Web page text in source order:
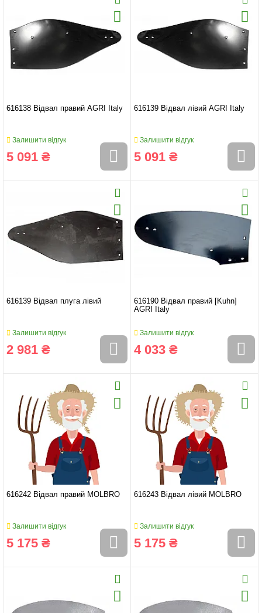
616138 Відвал правий AGRI Italy
Залишити відгук
5 091 ₴
616139 Відвал лівий AGRI Italy
Залишити відгук
5 091 ₴
616139 Відвал плуга лівий
Залишити відгук
2 981 ₴
616190 Відвал правий [Kuhn]
AGRI Italy
Залишити відгук
4 033 ₴
616242 Відвал правий MOLBRO
Залишити відгук
5 175 ₴
616243 Відвал лівий MOLBRO
Залишити відгук
5 175 ₴